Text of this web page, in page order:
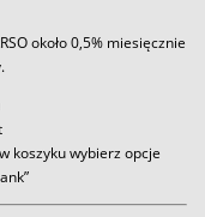
około 0,5% miesięcznie
koszyku wybierz opcje